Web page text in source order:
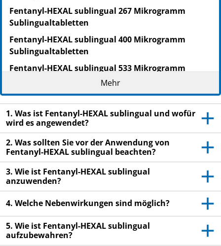
Fentanyl-HEXAL sublingual 267 Mikrogramm
Sublingualtabletten
Fentanyl-HEXAL sublingual 400 Mikrogramm
Sublingualtabletten
Fentanyl-HEXAL sublingual 533 Mikrogramm
Fentanyl-HEXAL sublingual 800 Mikrogramm
Sublingualtabletten
Fentanyl
Lesen Sie die gesamte Packungsbeilage sorgfältig
durch, bevor Sie mit der Anwendung dieses
Arzneimittels beginnen, denn sie enthält wichtige
Informationen.
Heben Sie die Packungsbeilage auf. Vielleicht
möchten Sie diese später nochmals lesen.
Wenn Sie weitere Fragen haben, wenden Sie sich
an Ihren Arzt oder Apotheker.
Mehr
1. Was ist Fentanyl-HEXAL sublingual und wofür
wird es angewendet?
2. Was sollten Sie vor der Anwendung von
Fentanyl-HEXAL sublingual beachten?
3. Wie ist Fentanyl-HEXAL sublingual
anzuwenden?
4. Welche Nebenwirkungen sind möglich?
5. Wie ist Fentanyl-HEXAL sublingual
aufzubewahren?